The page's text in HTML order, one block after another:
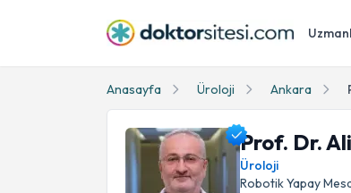
Anasayfa Üroloji Ankara
Prof. Dr.
Üroloji
Robotik Yapay